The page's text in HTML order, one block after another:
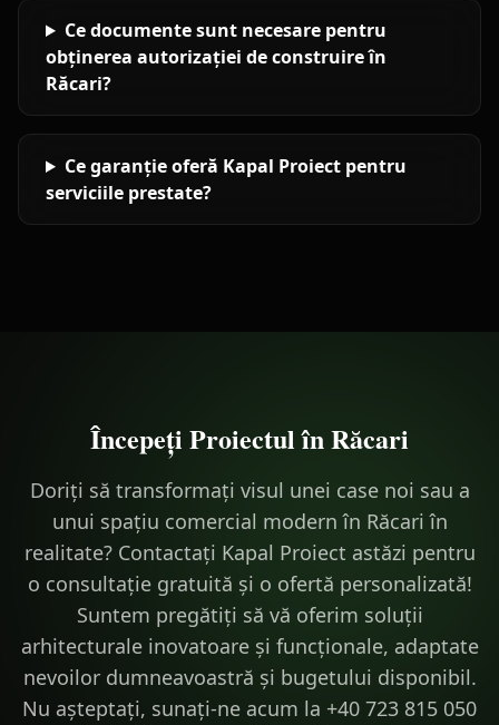
Ce documente sunt necesare pentru
obținerea autorizației de construire în
Răcari?
Ce garanție oferă Kapal Proiect pentru
serviciile prestate?
Începeți Proiectul înRăcari
Doriți să transformați visul unei case noi sau a
unui spațiu comercial modern în Răcari în
realitate? Contactați Kapal Proiect astăzi pentru
o consultație gratuită și o ofertă personalizată!
Suntem pregătiți să vă oferim soluții
arhitecturale inovatoare și funcționale, adaptate
nevoilor dumneavoastră și bugetului disponibil.
Nu așteptați, sunați-ne acum la +40 723 815 050